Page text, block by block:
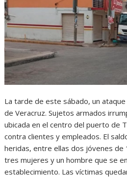
La tarde de este sábado, un
de Veracruz. Sujetos armados
ubicada en el centro del puerto de
contra clientes y empleados. El
heridas, entre ellas dos jóvenes de
tres mujeres y un hombre que se
establecimiento. Las víctimas